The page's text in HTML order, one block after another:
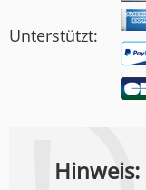
Unterstützt:
Hinweis: